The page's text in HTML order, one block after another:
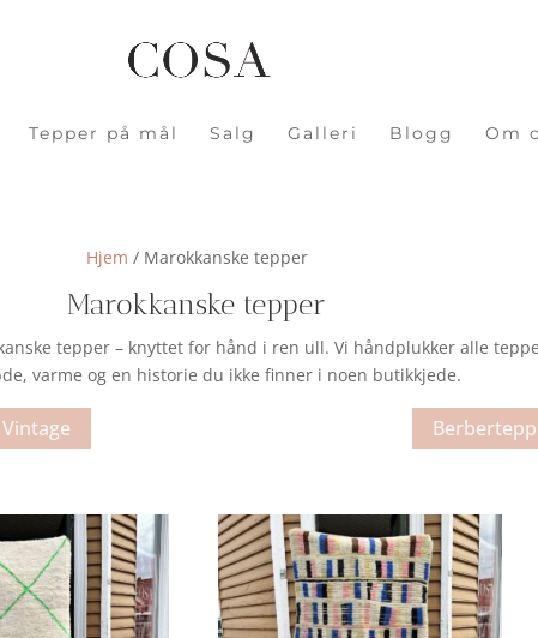
Tepper på mål Salg Galleri Blogg Om
Hjem / Marokkanske tepper
Marokkanske tepper
tepper – knyttet for hånd i ren ull. Vi håndplukker alle
varme og en historie du ikke finner i noen butikkjede.
Vintage